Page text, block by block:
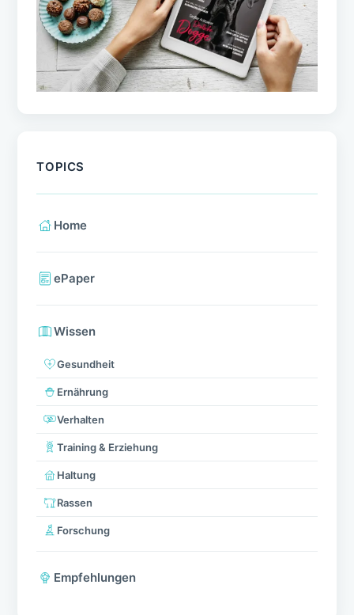
TOPICS
Home
ePaper
Wissen
Gesundheit
Ernährung
Verhalten
Training & Erziehung
Haltung
Rassen
Forschung
Empfehlungen